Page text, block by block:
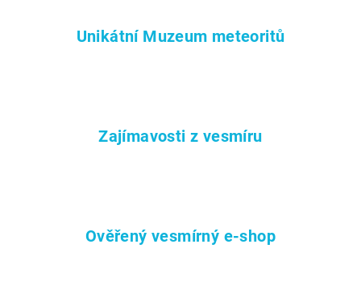
Unikátní Muzeum meteoritů
Zajímavosti z vesmíru
Ověřený vesmírný e-shop